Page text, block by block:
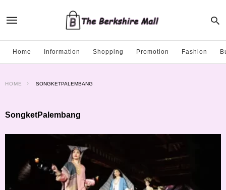
Home Information Shopping Promotion Fashion
HOME SONGKETPALEMBANG
SongketPalembang